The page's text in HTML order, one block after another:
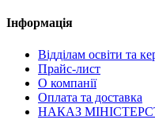
Інформація
Відділам освіти та
Прайс-лист
О компанії
Оплата та доставка
НАКАЗ